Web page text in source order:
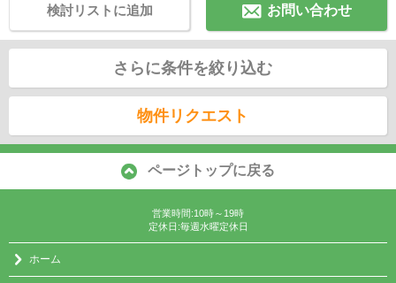
お問い合わせ
検討リストに追加
さらに条件を絞り込む
物件リクエスト
ページトップに戻る
営業時間:10時～19時
定休日:毎週水曜定休日
ホーム